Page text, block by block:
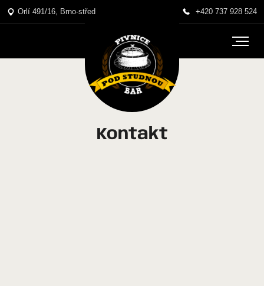
Orlí 491/16, Brno-střed +420 737 928 524
Kontakt